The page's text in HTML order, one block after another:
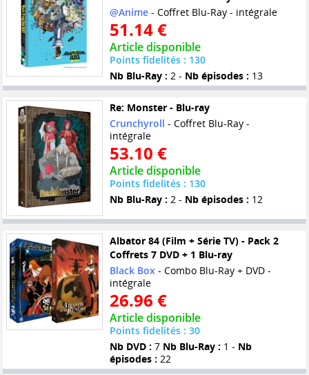
@Anime- Coffret Blu-Ray - intégrale
51.14 €
Article disponible
Points fidelités : 130
Nb Blu-Ray : 2 - Nb épisodes : 13
Re: Monster - Blu-ray
Crunchyroll - Coffret Blu-Ray -
intégrale
53.10 €
Article disponible
Points fidelités : 130
Nb Blu-Ray : 2 - Nb épisodes : 12
Albator 84 (Film + Série TV) - Pack 2
Coffrets 7 DVD + 1 Blu-ray
Black Box- Combo Blu-Ray + DVD -
intégrale
26.96 €
Article disponible
Points fidelités : 30
Nb DVD : 7 Nb Blu-Ray : 1 - Nb
épisodes : 22